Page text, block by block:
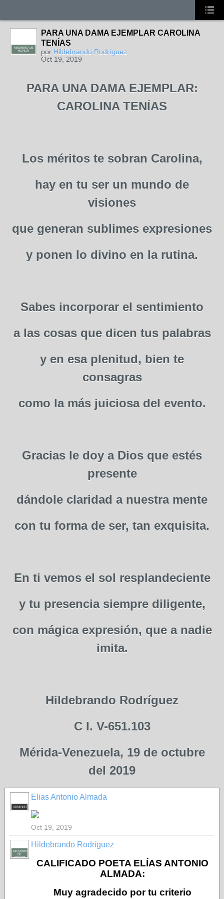
MIEMBRO DE
HONOR
PARA UNA DAMA EJEMPLAR CAROLINA
TENÍAS
por Hildebrando Rodríguez
Oct 19, 2019
PARA UNA DAMA EJEMPLAR:
CAROLINA TENÍAS
Los méritos te sobran Carolina,
hay en tu ser un mundo de
visiones
que generan sublimes expresiones
y ponen lo divino en la rutina.
Sabes incorporar el sentimiento
a las cosas que dicen tus palabras
y en esa plenitud, bien te
consagras
como la más juiciosa del evento.
Gracias le doy a Dios que estés
presente
dándole claridad a nuestra mente
con tu forma de ser, tan exquisita.
En ti vemos el sol resplandeciente
y tu presencia siempre diligente,
con mágica expresión, que a nadie
imita.
Hildebrando Rodríguez
C I. V-651.103
Mérida-Venezuela, 19 de octubre
del 2019
ADMINISTRADOR
Elias Antonio Almada
Oct 19, 2019
MIEMBRO
DE
HONOR
Hildebrando Rodríguez
CALIFICADO POETA ELÍAS ANTONIO
ALMADA:
Muy agradecido por tu criterio